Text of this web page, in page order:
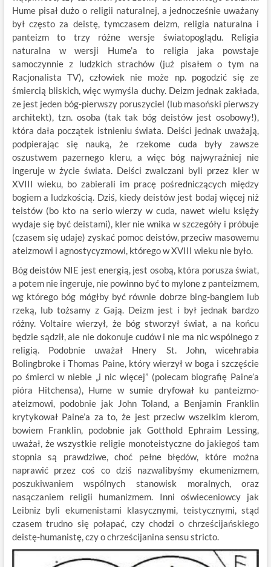
Hume pisał dużo o religii naturalnej, a jednocześnie uważany
był często za deistę, tymczasem deizm, religia naturalna i
panteizm to trzy różne wersje światopoglądu. Religia
naturalna w wersji Hume’a to religia jaka powstaje
samoczynnie z ludzkich strachów (już pisałem o tym na
Racjonalista TV), człowiek nie może np. pogodzić się ze
śmiercią bliskich, więc wymyśla duchy. Deizm jednak zakłada,
ze jest jeden bóg-pierwszy poruszyciel (lub masoński pierwszy
architekt), tzn. osoba (tak tak bóg deistów jest osobowy!),
która dała początek istnieniu świata. Deiści jednak uważają,
podpierając się nauką, że rzekome cuda były zawsze
oszustwem pazernego kleru, a więc bóg najwyraźniej nie
ingeruje w życie świata. Deiści zwalczani byli przez kler w
XVIII wieku, bo zabierali im pracę pośredniczących między
bogiem a ludzkością. Dziś, kiedy deistów jest bodaj więcej niż
teistów (bo kto na serio wierzy w cuda, nawet wielu księży
wydaje się być deistami), kler nie wnika w szczegóły i próbuje
(czasem się udaje) zyskać pomoc deistów, przeciw masowemu
ateizmowi i agnostycyzmowi, którego w XVIII wieku nie było.
Bóg deistów NIE jest energią, jest osobą, która porusza świat,
a potem nie ingeruje, nie powinno być to mylone z panteizmem,
wg którego bóg mógłby być równie dobrze bing-bangiem lub
rzeką, lub tożsamy z Gają. Deizm jest i był jednak bardzo
różny. Voltaire wierzył, że bóg stworzył świat, a na końcu
będzie sądził, ale nie dokonuje cudów i nie ma nic wspólnego z
religią. Podobnie uważał Hnery St. John, wicehrabia
Bolingbroke i Thomas Paine, który wierzył w boga i szczęście
po śmierci w niebie „i nic więcej” (polecam biografię Paine’a
pióra Hitchensa), Hume w sumie dryfował ku panteizmo-
ateizmowi, podobnie jak John Toland, a Benjamin Franklin
krytykował Paine’a za to, że jest przeciw wszelkim klerom,
bowiem Franklin, podobnie jak Gotthold Ephraim Lessing,
uważał, że wszystkie religie monoteistyczne do jakiegoś tam
stopnia są prawdziwe, choć pełne błędów, które można
naprawić przez coś co dziś nazwalibyśmy ekumenizmem,
poszukiwaniem wspólnych stanowisk moralnych, oraz
nasączaniem religii humanizmem. Inni oświeceniowcy jak
Leibniz byli ekumenistami klasycznymi, teistycznymi, stąd
czasem trudno się połapać, czy chodzi o chrześcijańskiego
deistę-humanistę, czy o chrześcijanina sensu stricto.